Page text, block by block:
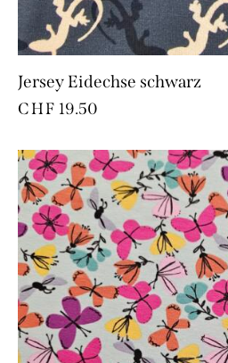
Jersey Eidechse schwarz
CHF 19.50